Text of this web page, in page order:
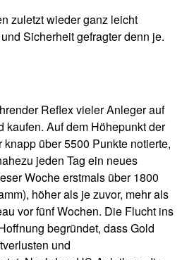
zuletzt wieder ganz leicht
Sicherheit gefragter denn je.
Reflex vieler Anleger auf
kaufen. Auf dem Höhepunkt der
über 5500 Punkte notierte,
jeden Tag ein neues
Woche erstmals über 1800
höher als je zuvor, mehr als
vor fünf Wochen. Die Flucht ins
begründet, dass Gold
und